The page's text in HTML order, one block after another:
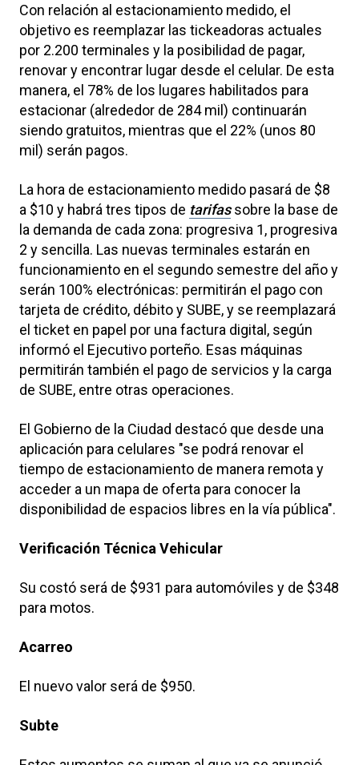
Con relación al estacionamiento medido, el
objetivo es reemplazar las tickeadoras actuales
por 2.200 terminales y la posibilidad de pagar,
renovar y encontrar lugar desde el celular. De esta
manera, el 78% de los lugares habilitados para
estacionar (alrededor de 284 mil) continuarán
siendo gratuitos, mientras que el 22% (unos 80
mil) serán pagos.
La hora de estacionamiento medido pasará de $8
a $10 y habrá tres tipos de tarifassobre la base de
la demanda de cada zona: progresiva 1, progresiva
2 y sencilla. Las nuevas terminales estarán en
funcionamiento en el segundo semestre del año y
serán 100% electrónicas: permitirán el pago con
tarjeta de crédito, débito y SUBE, y se reemplazará
el ticket en papel por una factura digital, según
informó el Ejecutivo porteño. Esas máquinas
permitirán también el pago de servicios y la carga
de SUBE, entre otras operaciones.
El Gobierno de la Ciudad destacó que desde una
aplicación para celulares "se podrá renovar el
tiempo de estacionamiento de manera remota y
acceder a un mapa de oferta para conocer la
disponibilidad de espacios libres en la vía pública".
Verificación Técnica Vehicular
Su costó será de $931 para automóviles y de $348
para motos.
Acarreo
El nuevo valor será de $950.
Subte